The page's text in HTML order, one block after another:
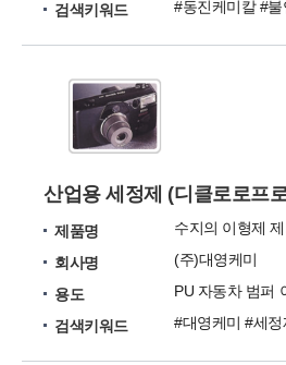
검색키워드
산업용 세정제 (디클로로프
제품명
수지의 이형제
회사명
(주)대영케미
용도
PU 자동차 범퍼
검색키워드